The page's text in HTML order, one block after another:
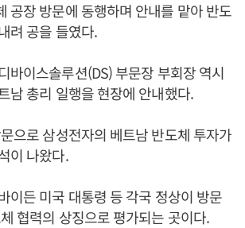
공장 방문에 동행하며 안내를 맡아 반도
려 공을 들였다.
바이스솔루션(DS) 부문장 부회장 역시
남 총리 일행을 현장에 안내했다.
으로 삼성전자의 베트남 반도체 투자가
이 나왔다.
이든 미국 대통령 등 각국 정상이 방문
협력의 상징으로 평가되는 곳이다.